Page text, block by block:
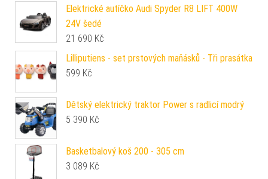
Elektrické autíčko Audi Spyder R8 LIFT 400W
24V šedé
21 690 Kč
Lilliputiens - set prstových maňásků - Tři prasátka
599 Kč
Dětský elektrický traktor Power s radlicí modrý
5 390 Kč
Basketbalový koš 200 - 305 cm
3 089 Kč